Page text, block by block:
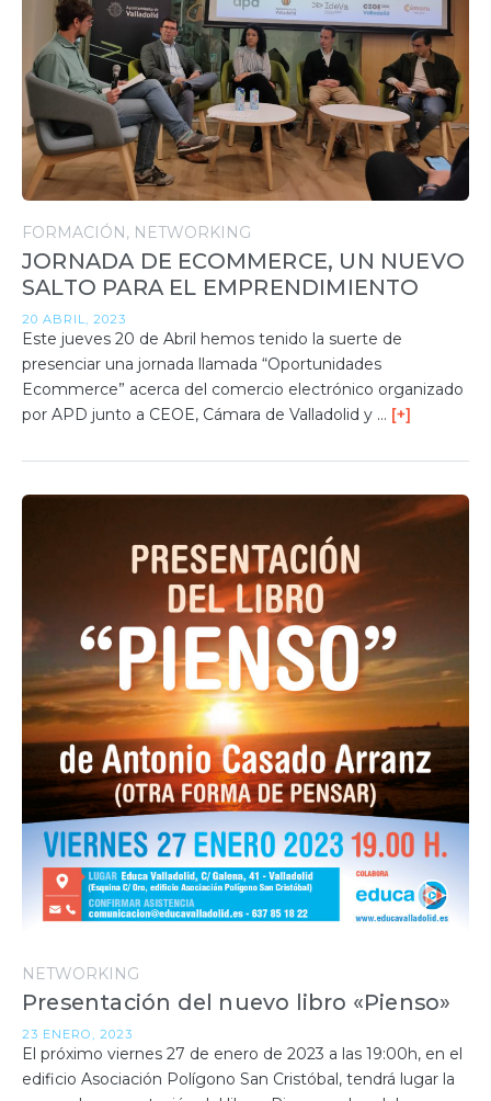
FORMACIÓN NETWORKING
JORNADA DE ECOMMERCE, UN NUEVO
SALTO PARA EL EMPRENDIMIENTO
20 ABRIL, 2023
Este jueves 20 de Abril hemos tenido la suerte de
presenciar una jornada llamada “Oportunidades
Ecommerce” acerca del comercio electrónico organizado
por APD junto a CEOE, Cámara de Valladolid y … [+]
NETWORKING
Presentación del nuevo libro «Pienso»
23 ENERO, 2023
El próximo viernes 27 de enero de 2023 a las 19:00h, en el
edificio Asociación Polígono San Cristóbal, tendrá lugar la